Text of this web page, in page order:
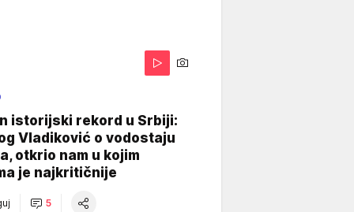
istorijski rekord u Srbiji:
Vladiković o vodostaju
otkrio nam u kojim
je najkritičnije
5